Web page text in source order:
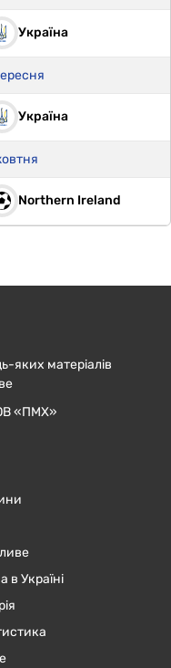
Україна
Україна
Northern Ireland
яких матеріалів
«ПМХ»
в Україні